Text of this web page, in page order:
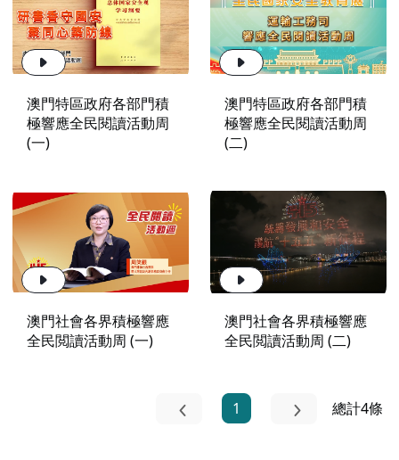
澳門特區政府各部門積
極響應全民閱讀活動周
(一)
澳門特區政府各部門積
極響應全民閱讀活動周
(二)
澳門社會各界積極響應
全民閲讀活動周 (一)
澳門社會各界積極響應
全民閲讀活動周 (二)
1 總計4條